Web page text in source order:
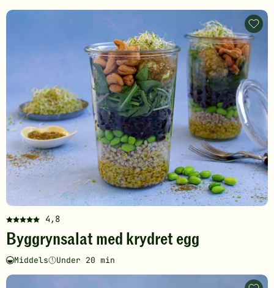
4,8
Denne
oppskriften
har
fått
5
Byggrynsalat med krydret egg
Vanskelighetsgrad
Middels
TilberedningstidUnder 20 min
med
til